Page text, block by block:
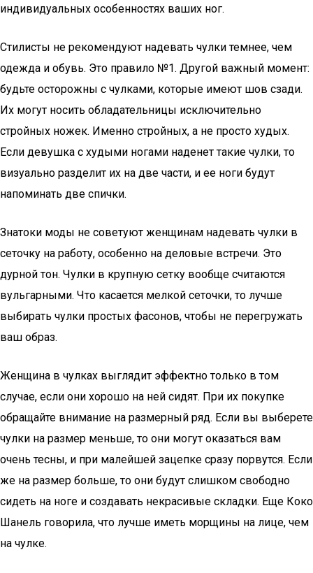
индивидуальных особенностях ваших ног.
Стилисты не рекомендуют надевать чулки темнее, чем
одежда и обувь. Это правило №1. Другой важный момент:
будьте осторожны с чулками, которые имеют шов сзади.
Их могут носить обладательницы исключительно
стройных ножек. Именно стройных, а не просто худых.
Если девушка с худыми ногами наденет такие чулки, то
визуально разделит их на две части, и ее ноги будут
напоминать две спички.
Знатоки моды не советуют женщинам надевать чулки в
сеточку на работу, особенно на деловые встречи. Это
дурной тон. Чулки в крупную сетку вообще считаются
вульгарными. Что касается мелкой сеточки, то лучше
выбирать чулки простых фасонов, чтобы не перегружать
ваш образ.
Женщина в чулках выглядит эффектно только в том
случае, если они хорошо на ней сидят. При их покупке
обращайте внимание на размерный ряд. Если вы выберете
чулки на размер меньше, то они могут оказаться вам
очень тесны, и при малейшей зацепке сразу порвутся. Если
же на размер больше, то они будут слишком свободно
сидеть на ноге и создавать некрасивые складки. Еще Коко
Шанель говорила, что лучше иметь морщины на лице, чем
на чулке.